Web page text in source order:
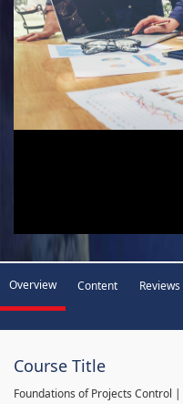
Overview Content Reviews
Course Title